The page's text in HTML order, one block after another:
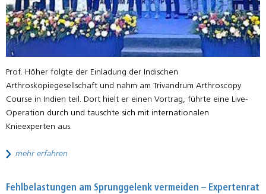
Prof. Höher folgte der Einladung der Indischen
Arthroskopiegesellschaft und nahm am Trivandrum Arthroscopy
Course in Indien teil. Dort hielt er einen Vortrag, führte eine Live-
Operation durch und tauschte sich mit internationalen
Knieexperten aus.
mehr erfahren
Fehlbelastungen am Sprunggelenk vermeiden – Expertenrat